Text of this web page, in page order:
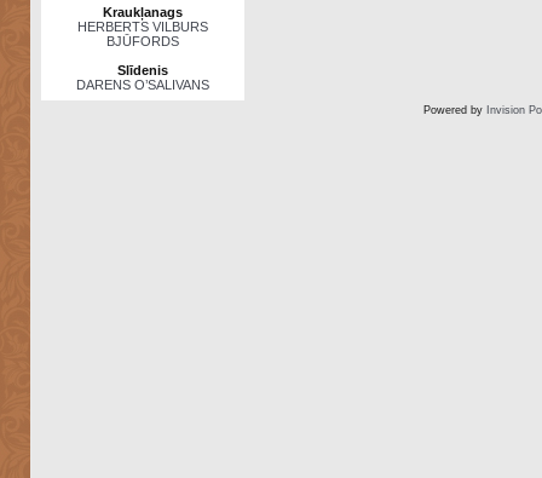
Kraukļanags
HERBERTS VILBURS
BJŪFORDS
Slīdenis
DARENS O’SALIVANS
Powered by Invision